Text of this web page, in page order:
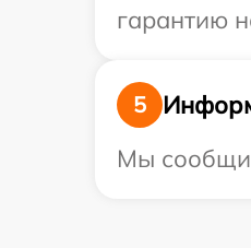
гарантию
5
Мы